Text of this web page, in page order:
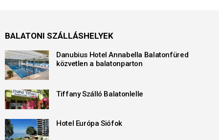
BALATONI SZÁLLÁSHELYEK
Danubius Hotel Annabella Balatonfüred
közvetlen a balatonparton
Tiffany Szálló Balatonlelle
Hotel Európa Siófok